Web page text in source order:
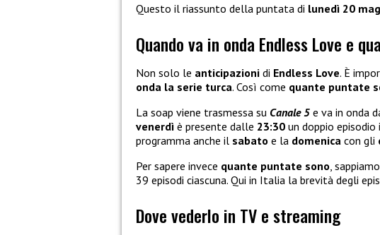
Questo il riassunto della puntata di lunedì 20
Quando va in onda Endless Love e
Non solo le anticipazioni di Endless Love. È
onda la serie turca. Così come quante puntate
La soap viene trasmessa su Canale 5 e va in onda
venerdì è presente dalle 23:30 un doppio episodio
programma anche il sabato e la domenica con gli
Per sapere invece quante puntate sono ,
39 episodi ciascuna. Qui in Italia la brevità degli
Dove vederlo in TV e streaming